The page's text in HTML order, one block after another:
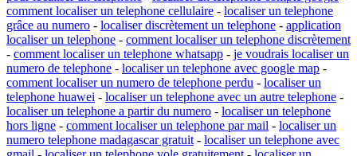
comment localiser un telephone cellulaire - localiser un telephone
grâce au numero - localiser discrètement un telephone - application
localiser un telephone - comment localiser un telephone discrètement
- comment localiser un telephone whatsapp - je voudrais localiser un
numero de telephone - localiser un telephone avec google map -
comment localiser un numero de telephone perdu - localiser un
telephone huawei - localiser un telephone avec un autre telephone -
localiser un telephone a partir du numero - localiser un telephone
hors ligne - comment localiser un telephone par mail - localiser un
numero telephone madagascar gratuit - localiser un telephone avec